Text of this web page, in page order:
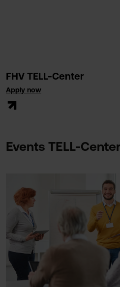
FHV TELL-Center
Apply now
Events TELL-Center